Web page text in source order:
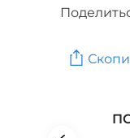
Обувь: Бренд